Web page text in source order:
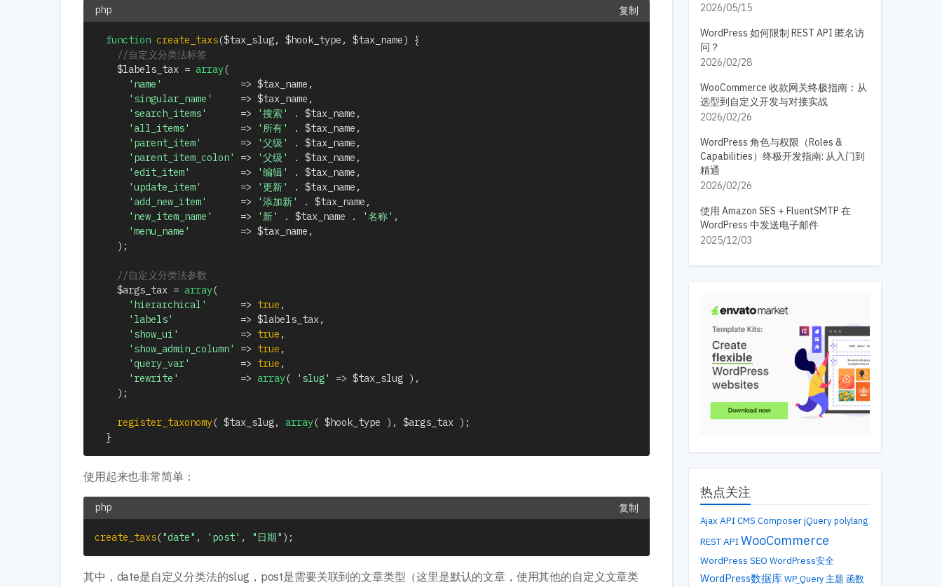
复制
function create_taxs($tax_slug, $hook_type , $tax_name)
{
//自定义分类法标签
$labels_tax = array(
'name'
=> $tax_name ,
'singular_name'
=> $tax_name ,
'search_items'
=> '搜索' . $tax_name ,
'all_items'
=> '所有' . $tax_name ,
'parent_item'
=> '父级' . $tax_name ,
'parent_item_colon'
=> '父级' . $tax_name ,
'edit_item'
=> '编辑' . $tax_name ,
'update_item'
=> '更新' . $tax_name ,
'add_new_item'
=> '添加新' . $tax_name ,
'new_item_name'
=> '新' . $tax_name . '名称' ,
'menu_name'
=> $tax_name ,
) ;
//自定义分类法参数
$args_tax = array(
'hierarchical'
=> true ,
'labels'
=> $labels_tax,
'show_ui'
=> true ,
'show_admin_column'
=> true ,
'query_var'
=> true ,
'rewrite'
=> array( 'slug' => $tax_slug ) ,
) ;
register_taxonomy( $tax_slug, array( $hook_type ) , $args_tax ) ;
}
使用起来也非常简单：
复制
create_taxs("date" , 'post' , "日期" ) ;
其中，date是自定义分类法的slug，post是需要关联到的文章类型（这里是默认的文章，使用其他的自定义文章类
2026/05/15
WordPress 如何限制 REST API 匿名访
问？
2026/02/28
WooCommerce 收款网关终极指南：从
选型到自定义开发与对接实战
2026/02/26
WordPress 角色与权限（Roles &
Capabilities）终极开发指南: 从入门到
精通
2026/02/26
使用 Amazon SES + FluentSMTP 在
WordPress 中发送电子邮件
2025/12/03
热点关注
Ajax API CMS Composer jQuery polylang
REST APIWooCommerce
WordPress SEO WordPress安全
WordPress数据库 WP_Query 主题 函数